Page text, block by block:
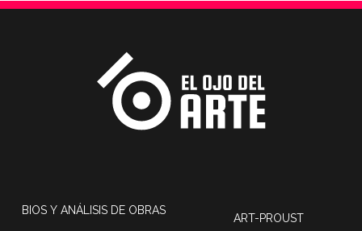
BIOS Y ANÁLISIS DE OBRAS
ART-PROUST